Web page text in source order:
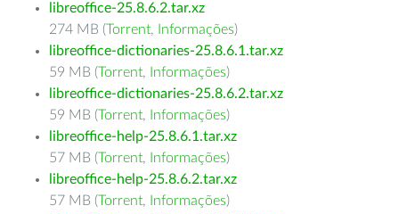
libreoffice-25.8.6.2.tar.xz
274 MB (Torrent, Informações)
libreoffice-dictionaries-25.8.6.1.tar.xz
59 MB (Torrent, Informações)
libreoffice-dictionaries-25.8.6.2.tar.xz
59 MB (Torrent, Informações)
libreoffice-help-25.8.6.1.tar.xz
57 MB (Torrent, Informações)
libreoffice-help-25.8.6.2.tar.xz
57 MB (Torrent, Informações)